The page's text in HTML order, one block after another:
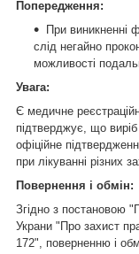
Попередження:
При виникненні
слід негайно
можливості
Увага:
Є медичне
підтверджує, що
офіційне
при лікуванні різних
Повернення і обмін:
Згідно з постановою
Украни "Про захист
172", поверненню і